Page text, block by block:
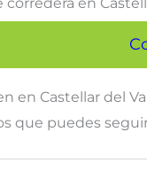
en
en Castellar del
que puedes